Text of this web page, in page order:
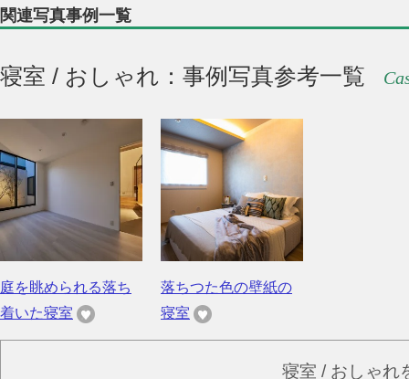
関連写真事例一覧
寝室 / おしゃれ：事例写真参考一覧
庭を眺められる落ち
着いた寝室
落ちつた色の壁紙の
寝室
寝室 / おしゃれ